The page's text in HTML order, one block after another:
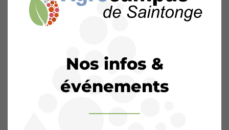
Nos infos &
événements